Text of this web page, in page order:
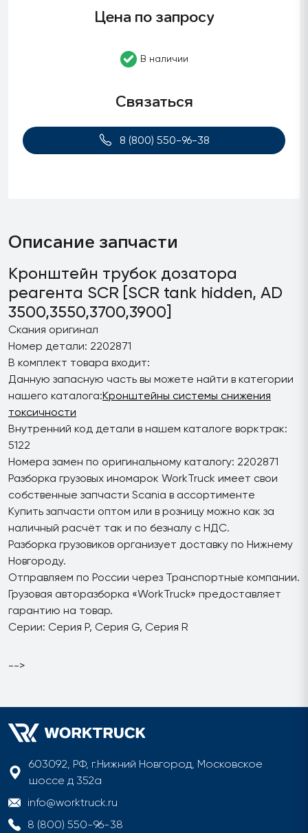
Цена по запросу
В наличии
Связаться
8 (800) 550-96-38
Описание запчасти
Кронштейн трубок дозатора
реагента SCR [SCR tank hidden, AD
3500,3550,3700,3900]
Скания оригинал
Номер детали: 2202871
В комплект товара входит:
Данную запасную часть вы можете найти в категории
нашего каталога:Кронштейны системы снижения
токсичности
Внутренний код детали в нашем каталоге ворктрак:
5122
Номера замен по оригинальному каталогу: 2202871
Разборка грузовых иномарок WorkTruck имеет свои
собственные запчасти Scania в ассортименте
Купить запчасти оптом или в розницу можно как за
наличный расчёт так и по безналу с НДС.
Разборка грузовиков организует доставку по Нижнему
Новгороду.
Отправляем по России через Транспортные компании.
Грузовая авторазборка «WorkTruck» предоставляет
гарантию на товар.
Серии: Серия P, Серия G, Серия R
-->
603092, РФ, г.Нижний Новгород, Московское
шоссе д 352а
info@worktruck.ru
8 (800) 550-96-38